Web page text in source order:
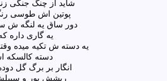
شاید از چنگ جنگی
پوتین اش طوسی
دور ساق یه لنگه ش
یه گاری داره
یه دسته ش تکیه میده
دسته کالسکه
انگار بر برگ گل
ریشش بور و